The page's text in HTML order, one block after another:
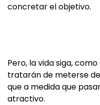
concretar el objetivo.
Pero, la vida siga,
tratarán de meterse
que a medida que
atractivo.